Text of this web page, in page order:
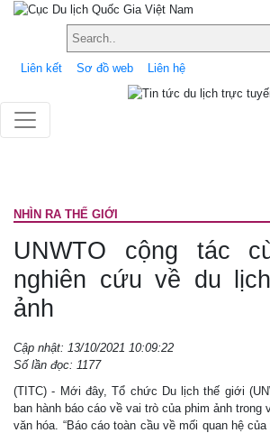
Liên kết Sơ đồ web Liên hệ
NHÌN RA THẾ GIỚI
UNWTO cộng tác
nghiên cứu về du
ảnh
Cập nhật: 13/10/2021 10:09:22
Số lần đọc: 1177
(TITC) - Mới đây, Tổ chức Du lịch thế giới
ban hành báo cáo về vai trò của phim ảnh trong
văn hóa. “Báo cáo toàn cầu về mối quan hệ